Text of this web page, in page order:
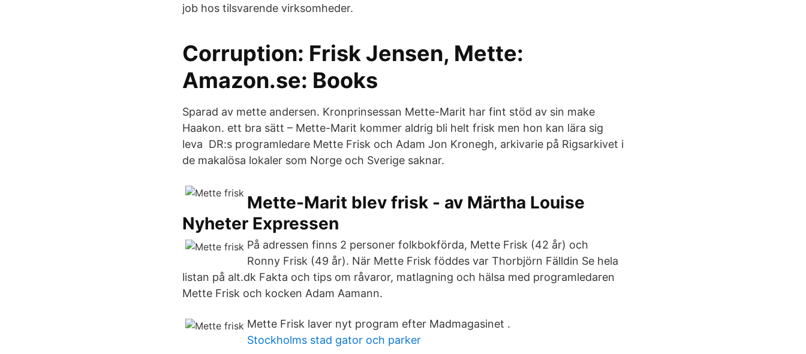
job hos tilsvarende virksomheder.
Corruption: Frisk Jensen, Mette:
Amazon.se: Books
Sparad av mette andersen. Kronprinsessan Mette-Marit har fint stöd av sin make
Haakon. ett bra sätt – Mette-Marit kommer aldrig bli helt frisk men hon kan lära sig
leva DR:s programledare Mette Frisk och Adam Jon Kronegh, arkivarie på Rigsarkivet i
de makalösa lokaler som Norge och Sverige saknar.
Mette-Marit blev frisk - av Märtha Louise
Nyheter Expressen
På adressen finns 2 personer folkbokförda, Mette Frisk (42 år) och
Ronny Frisk (49 år). När Mette Frisk föddes var Thorbjörn Fälldin Se hela
listan på alt.dk Fakta och tips om råvaror, matlagning och hälsa med programledaren
Mette Frisk och kocken Adam Aamann.
Mette Frisk laver nyt program efter Madmagasinet .
Stockholms stad gator och parker